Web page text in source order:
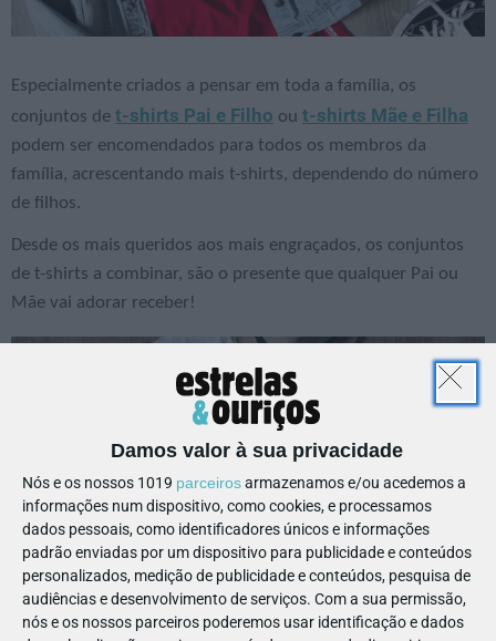
Damos valor à sua privacidade
Nós e os nossos 1019 parceirosarmazenamos e/ou acedemos a
informações num dispositivo, como cookies, e processamos
dados pessoais, como identificadores únicos e informações
padrão enviadas por um dispositivo para publicidade e conteúdos
personalizados, medição de publicidade e conteúdos, pesquisa de
audiências e desenvolvimento de serviços. Com a sua permissão,
nós e os nossos parceiros poderemos usar identificação e dados
Especialmente criados a pensar em toda a família, os
conjuntos de t-shirts Pai e Filho ou t-shirts Mãe e Filha
podem ser encomendados para todos os membros da
família, acrescentando mais t-shirts, dependendo do número
de filhos.
Desde os mais queridos aos mais engraçados, os conjuntos
de t-shirts a combinar, são o presente que qualquer Pai ou
Mãe vai adorar receber!